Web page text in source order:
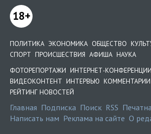
18+
ПОЛИТИКА ЭКОНОМИКА ОБЩЕСТВО
СПОРТ ПРОИСШЕСТВИЯ АФИША НАУКА
ФОТОРЕПОРТАЖИ ИНТЕРНЕТ-КОНФЕРЕНЦИИ
ВИДЕОКОНТЕНТ ИНТЕРВЬЮ КОММЕНТАРИИ
РЕЙТИНГ НОВОСТЕЙ
Главная Подписка Поиск RSS
Написать нам Реклама на сайте О